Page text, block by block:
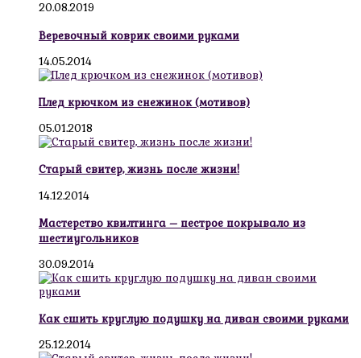
20.08.2019
Веревочный коврик своими руками
14.05.2014
Плед крючком из снежинок (мотивов)
05.01.2018
Старый свитер, жизнь после жизни!
14.12.2014
Мастерство квилтинга – пестрое покрывало из
шестиугольников
30.09.2014
Как сшить круглую подушку на диван своими руками
25.12.2014